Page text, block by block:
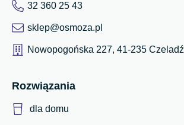
32 360 25 43
sklep@osmoza.pl
Nowopogońska 227, 41-235 Czeladź
Rozwiązania
dla domu